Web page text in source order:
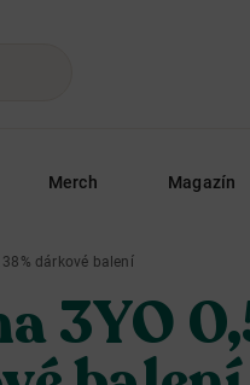
Merch Magazín
dárkové balení
3YO